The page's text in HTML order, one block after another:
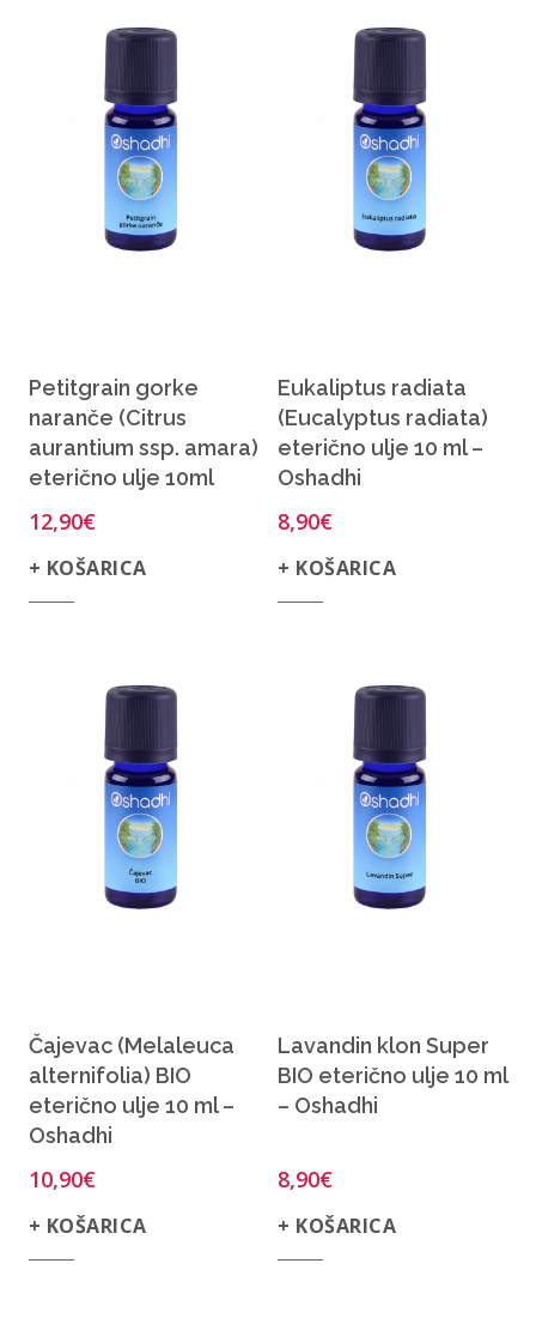
Petitgrain gorke
naranče (Citrus
aurantium ssp. amara)
eterično ulje 10ml
12,90€
+ KOŠARICA
Eukaliptus radiata
(Eucalyptus radiata)
eterično ulje 10 ml –
Oshadhi
8,90€
+ KOŠARICA
Čajevac (Melaleuca
alternifolia) BIO
eterično ulje 10 ml –
Oshadhi
10,90€
+ KOŠARICA
Lavandin klon Super
BIO eterično ulje 10 ml
– Oshadhi
8,90€
+ KOŠARICA